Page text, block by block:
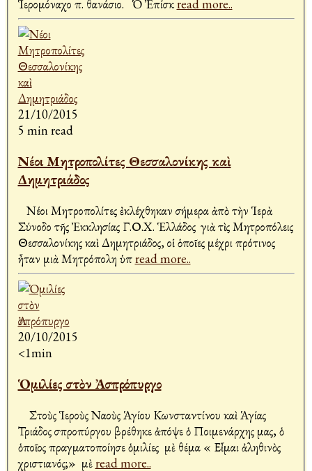
Ἱερομόναχο π. Ἀθανάσιο. Ὁ Ἐπίσκread more..
21/10/2015
5 min read
Νέοι Μητροπολίτες Θεσσαλονίκης καὶ
Δημητριάδος
Νέοι Μητροπολίτες ἐκλέχθηκαν σήμερα ἀπὸ τὴν Ἱερὰ
Σύνοδο τῆς Ἐκκλησίας Γ.Ο.Χ. Ἑλλάδος γιὰ τὶς Μητροπόλεις
Θεσσαλονίκης καὶ Δημητριάδος, οἱ ὁποῖες μέχρι πρότινος
ἦταν μιὰ Μητρόπολη ὑπread more..
20/10/2015
<1min
Ὁμιλίες στὸν Ἀσπρόπυργο
Στοὺς Ἱεροὺς Ναοὺς Ἁγίου Κωνσταντίνου καὶ Ἁγίας
Τριάδος Ἀσπροπύργου βρέθηκε ἀπόψε ὁ Ποιμενάρχης μας, ὁ
ὁποῖος πραγματοποίησε ὁμιλίες μὲ θέμα « Εἶμαι ἀληθινὸς
χριστιανός;» μὲread more..